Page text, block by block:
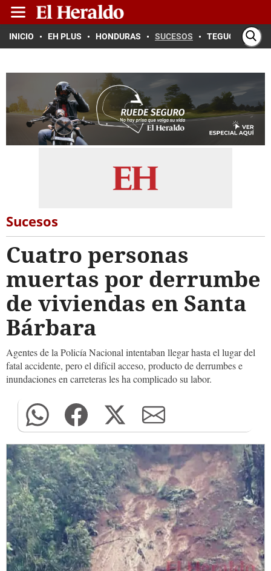
INICIO EH PLUS HONDURAS SUCESOS TEGUCIGALPA
Sucesos
Cuatro personas
muertas por derrumbe
de viviendas en Santa
Bárbara
Agentes de la Policía Nacional intentaban llegar hasta el lugar del
fatal accidente, pero el difícil acceso, producto de derrumbes e
inundaciones en carreteras les ha complicado su labor.